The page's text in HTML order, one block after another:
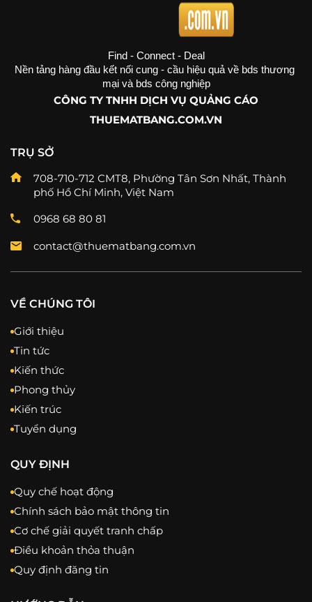
Find - Connect - Deal
Nền tảng hàng đầu kết nối cung - cầu hiệu quả về bds thương
mại và bds công nghiệp
CÔNG TY TNHH DỊCH VỤ QUẢNG CÁO
THUEMATBANG.COM.VN
TRỤ SỞ
708-710-712 CMT8, Phường Tân Sơn Nhất, Thành
phố Hồ Chí Minh, Việt Nam
0968 68 80 81
contact@thuematbang.com.vn
VỀ CHÚNG TÔI
Giới thiệu
Tin tức
Kiến thức
Phong thủy
Kiến trúc
Tuyển dụng
QUY ĐỊNH
Quy chế hoạt động
Chính sách bảo mật thông tin
Cơ chế giải quyết tranh chấp
Điều khoản thỏa thuận
Quy định đăng tin